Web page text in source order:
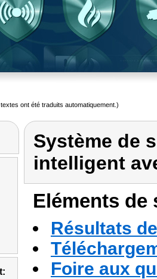
ont été traduits automatiquement.)
Système de
intelligent
Eléments
Résultats
Foire aux